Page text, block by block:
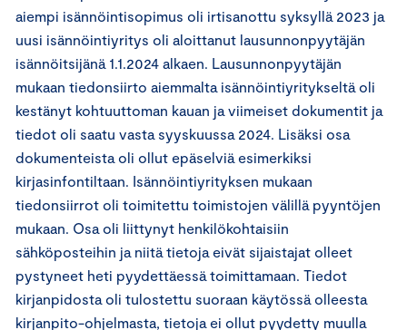
aiempi isännöintisopimus oli irtisanottu syksyllä 2023 ja
uusi isännöintiyritys oli aloittanut lausunnonpyytäjän
isännöitsijänä 1.1.2024 alkaen. Lausunnonpyytäjän
mukaan tiedonsiirto aiemmalta isännöintiyritykseltä oli
kestänyt kohtuuttoman kauan ja viimeiset dokumentit ja
tiedot oli saatu vasta syyskuussa 2024. Lisäksi osa
dokumenteista oli ollut epäselviä esimerkiksi
kirjasinfontiltaan. Isännöintiyrityksen mukaan
tiedonsiirrot oli toimitettu toimistojen välillä pyyntöjen
mukaan. Osa oli liittynyt henkilökohtaisiin
sähköposteihin ja niitä tietoja eivät sijaistajat olleet
pystyneet heti pyydettäessä toimittamaan. Tiedot
kirjanpidosta oli tulostettu suoraan käytössä olleesta
kirjanpito-ohjelmasta, tietoja ei ollut pyydetty muulla